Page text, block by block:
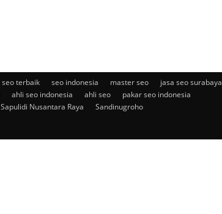
seo terbaik seo indonesia master seo
jasa seo surabaya
ahli seo indonesia ahli seo
pakar seo indonesia
Sapulidi Nusantara Raya Sandinugroho